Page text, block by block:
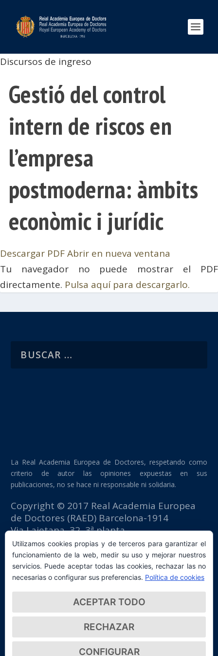
Discursos de ingreso
Gestió del control
intern de riscos en
l’empresa
postmoderna: àmbits
econòmic i jurídic
Descargar PDFAbrir en nueva ventana
Tu navegador no puede mostrar el PDF
directamente. Pulsa aquí para descargarlo.
La Real Academia Europea de Doctores, respetando como
criterio de autor las opiniones expuestas en sus
publicaciones, no se hace ni responsable ni solidaria.
Copyright © 2017 Real Academia Europea
de Doctores (RAED) Barcelona-1914
Via Laietana, 32, 3ª planta
Edificio Fomento del Trabajo
08003 Barcelona (España)
tlf: +34 93 667 40 54
secretaria@raed.academy
Contacto y suscripción Newsletter
Política de privacidad
Utilizamos cookies propias y de terceros para garantizar el
funcionamiento de la web, medir su uso y mejorar nuestros
servicios. Puede aceptar todas las cookies, rechazar las no
necesarias o configurar sus preferencias. Política de cookies
ACEPTAR TODO
RECHAZAR
CONFIGURAR